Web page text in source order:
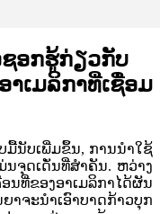
ຊອກ​ຮູ້​ກ່ຽວ​ກັບ​
ເມ​ລິ​ກາ​ທີ່​ເຊື່ອມ​
ນັບ​ເພີ່ມ​ຂຶ້ນ, ການ​ນຳ​ໃຊ້​
ນ​ຈຸດ​ເດັ່ນ​ທີ່​ສຳຄັນ. ຫວ່າງ​
ຂອງ​ອາ​ເມ​ລິ​ກາ​ໄດ້​ຜັນ​
ຈະ​ນຳ​ເອົາ​ບາດກ້າວ​ບຸກ